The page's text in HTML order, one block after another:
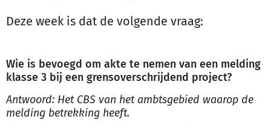
Deze week is dat de volgende vraag:
Wie is bevoegd om akte te nemen van een melding
klasse 3 bij een grensoverschrijdend project?
Antwoord: Het CBS van het ambtsgebied waarop de
melding betrekking heeft.